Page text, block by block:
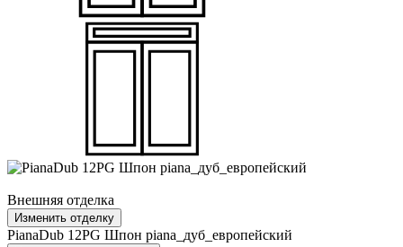
Внешняя отделка
Изменить отделку
PianaDub 12PG Шпон piana_дуб_европейский